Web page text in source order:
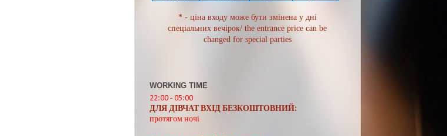
* - ціна входу може бути змінена у дні
спеціальних вечірок/ the entrance price can be
changed for special parties
WORKING TIME
22:00 - 05:00
ДЛЯ ДІВЧАТ ВХІД БЕЗКОШТОВНИЙ:
протягом ночі